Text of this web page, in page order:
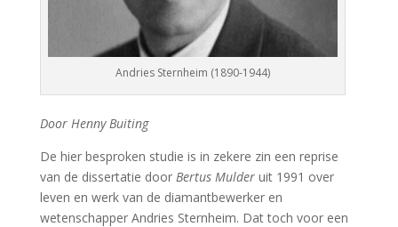
Andries Sternheim (1890-1944)
Door Henny Buiting
De hier besproken studie is in zekere zin een reprise
van de dissertatie door Bertus Mulderuit 1991 over
leven en werk van de diamantbewerker en
wetenschapper Andries Sternheim. Dat toch voor een